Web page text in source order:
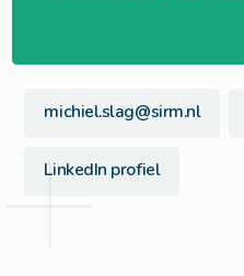
michiel.slag@sirm.nl
LinkedIn profiel